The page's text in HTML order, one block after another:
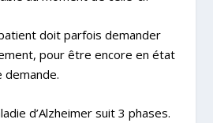
doit parfois demander
pour être encore en état
demande.
d’Alzheimer suit 3 phases.